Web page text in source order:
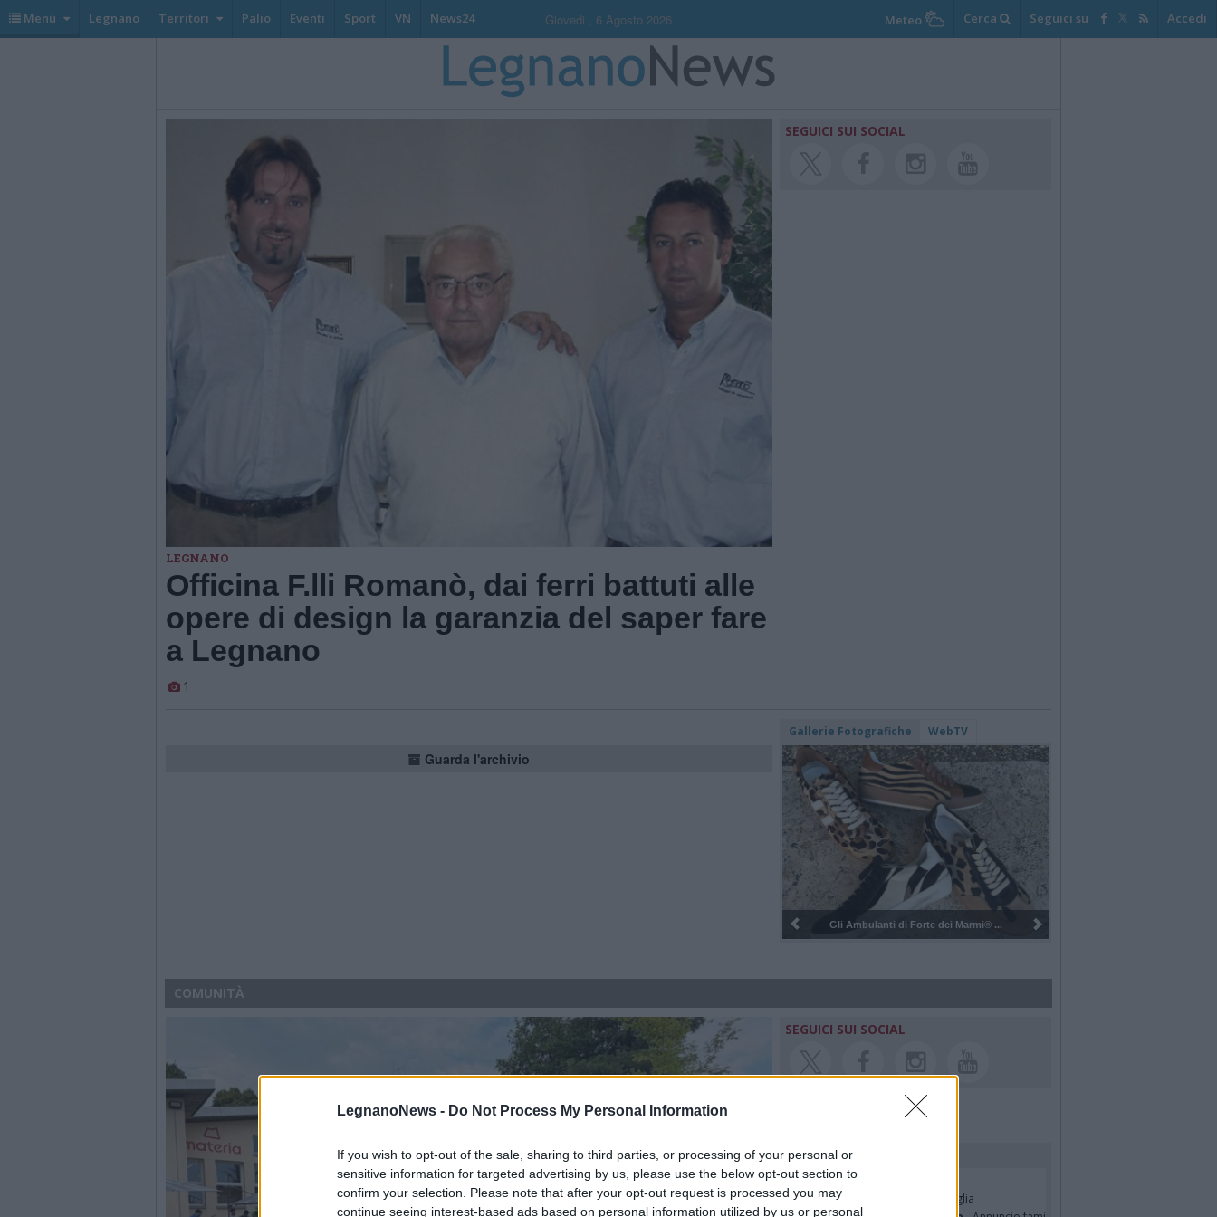
LegnanoNews - Do Not Process My Personal Information
If you wish to opt-out of the sale, sharing to third parties, or processing of your personal or
sensitive information for targeted advertising by us, please use the below opt-out section to
confirm your selection. Please note that after your opt-out request is processed you may
continue seeing interest-based ads based on personal information utilized by us or personal
Menù Legnano Territori Palio Eventi Sport VN News24 Giovedi , 6 Agosto 2026 Meteo Cerca Seguici su Accedi
LEGNANO
Officina F.lli Romanò, dai ferri battuti alle
opere di design la garanzia del saper fare
a Legnano
1
SEGUICI SUI SOCIAL
Guarda l'archivio
Gallerie Fotografiche WebTV
Gli Ambulanti di Forte dei Marmi® ...
COMUNITÀ
SEGUICI SUI SOCIAL
Ricordiamo i nostri cari
Marian Jasik
Achille Mazzini
- Annuncio famiglia